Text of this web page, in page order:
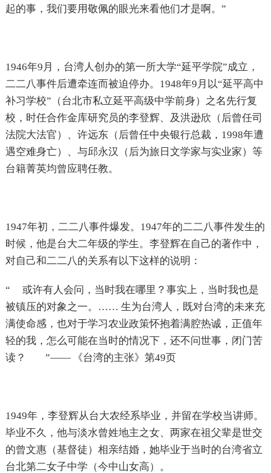
起的事，我们要用敬佩的眼光来看他们才是啊。”
1946年9月，台湾人创办的第一所大学“延平学院”成立，
二二八事件后遭牵连而被迫停办。1948年9月以“延平高中
补习学校”（台北市私立延平高级中学前身）之名先行复
校，时任合作金库研究员的李登辉、及洪逊欣（后曾任司
法院大法官）、许远东（后曾任中央银行总裁，1998年遭
遇空难身亡）、与邱永汉（后为旅日文学家与实业家）等
台籍菁英均曾应聘任教。
1947年初，二二八事件爆发。1947年的二二八事件发生的
时候，他是台大二年级的学生。李登辉在自己的著作中，
对自己和二二八的关系有以下这样的说明：
“ 或许有人会问，当时我在哪里？事实上，当时我也是
被镇压的对象之一。…… 生为台湾人，既对台湾的未来充
满使命感，也对于学习农业政策怀抱着满腔热诚，正值年
轻的我，怎么可能在当时的情况下，还不问世事，闭门苦
读？ ”—— 《台湾的主张》第49页
1949年，李登辉从台大农经系毕业，并留在学校当讲师。
毕业不久，他与淡水曾姓地主之女、两家在祖父辈是世交
的曾文惠（基督徒）相亲结婚，她毕业于当时的台湾省立
台北第二女子中学（今中山女高）。